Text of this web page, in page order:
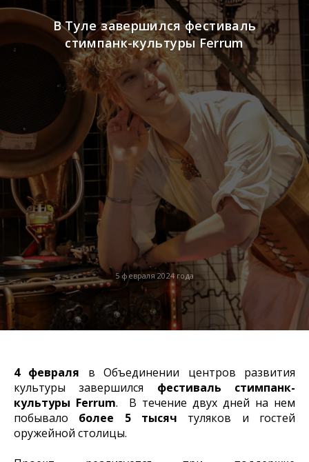
5 февраля 2024 года
В Туле завершился фестиваль
стимпанк-культуры Ferrum
4 февраля в Объединении центров развития
культуры завершился фестиваль стимпанк-
культуры Ferrum. В течение двух дней на нем
побывало более 5 тысяч туляков и гостей
оружейной столицы.